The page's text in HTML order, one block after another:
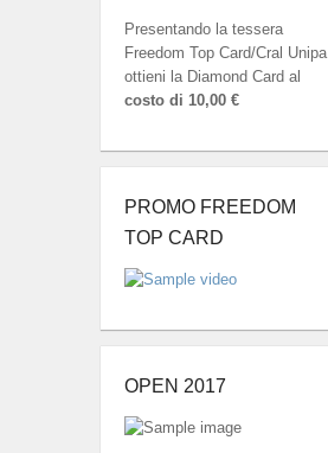
Presentando la tessera
Freedom Top Card/Cral Unipa
ottieni la Diamond Card al
costo di 10,00 €
PROMO FREEDOM
TOP CARD
OPEN 2017